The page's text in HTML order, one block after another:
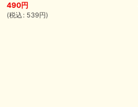
490円
(税込 : 539円)